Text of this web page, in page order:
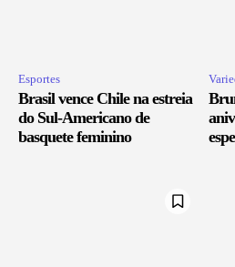
Esportes
Brasil vence Chile na estreia
do Sul-Americano de
basquete feminino